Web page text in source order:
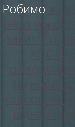
Робимо
захисні
оцифровка
відеокасет
створення